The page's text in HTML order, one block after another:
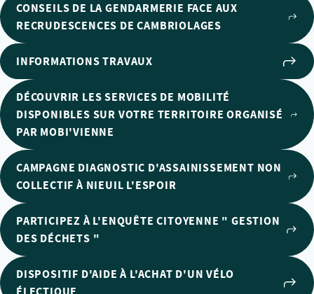
CONSEILS DE LA GENDARMERIE FACE AUX
RECRUDESCENCES DE CAMBRIOLAGES
INFORMATIONS TRAVAUX
DÉCOUVRIR LES SERVICES DE MOBILITÉ
DISPONIBLES SUR VOTRE TERRITOIRE ORGANISÉ
PAR MOBI'VIENNE
CAMPAGNE DIAGNOSTIC D'ASSAINISSEMENT NON
COLLECTIF À NIEUIL L'ESPOIR
PARTICIPEZ À L'ENQUÊTE CITOYENNE " GESTION
DES DÉCHETS "
DISPOSITIF D'AIDE À L'ACHAT D'UN VÉLO